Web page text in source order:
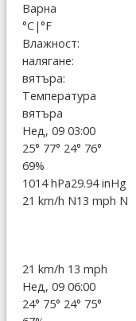
Варна
°C|°F
Влажност:
налягане:
вятъра:
Температура
вятъра
Нед, 09 03:00
25° 77° 24° 76°
69%
1014 hPa29.94 inHg
21 km/h N13 mph N
21 km/h 13 mph
Нед, 09 06:00
24° 75° 24° 75°